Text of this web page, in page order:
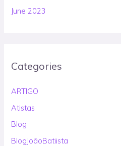
June 2023
Categories
ARTIGO
Atistas
Blog
BlogJoãoBatiista